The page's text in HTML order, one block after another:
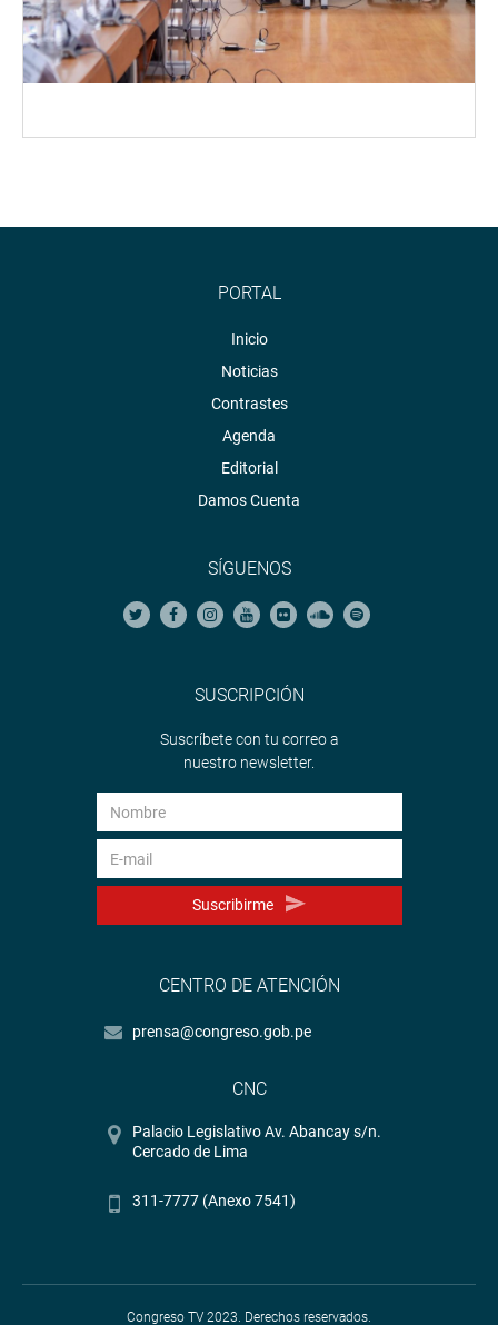
PORTAL
Inicio
Noticias
Contrastes
Agenda
Editorial
Damos Cuenta
SÍGUENOS
SUSCRIPCIÓN
Suscríbete con tu correo a
nuestro newsletter.
Suscribirme
CENTRO DE ATENCIÓN
prensa@congreso.gob.pe
CNC
Palacio Legislativo Av. Abancay s/n.
Cercado de Lima
311-7777 (Anexo 7541)
Congreso TV 2023. Derechos reservados.